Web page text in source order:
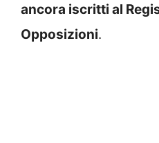
ancora iscritti al
Opposizioni.